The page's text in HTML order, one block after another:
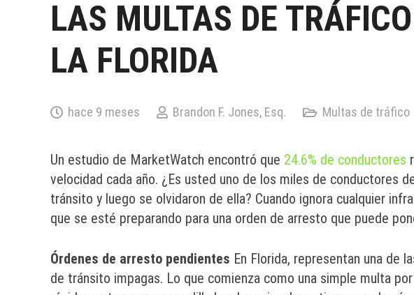
LAS MULTAS DE
LA FLORIDA
hace 9 meses Brandon F. Jones, Esq. Multas de tráfico
Un estudio de MarketWatch encontró que 24.6% de conductores
velocidad cada año. ¿Es usted uno de los miles de conductores
tránsito y luego se olvidaron de ella? Cuando ignora cualquier
que se esté preparando para una orden de arresto que puede
Órdenes de arresto pendientes En Florida, representan una de
de tránsito impagas. Lo que comienza como una simple multa